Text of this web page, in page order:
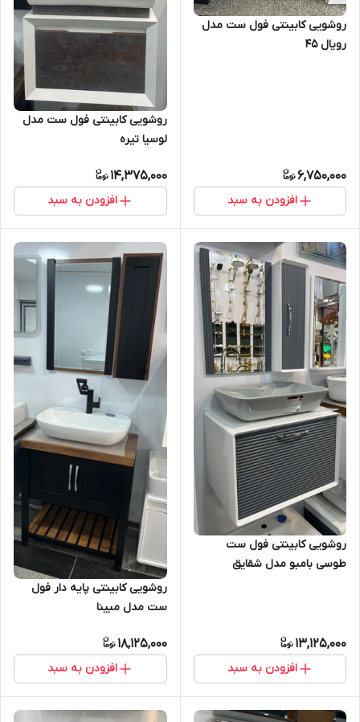
روشویی کابینتی فول ست مدل
رویال 45
6,750,000
افزودن به سبد
روشویی کابینتی فول ست مدل
لوسیا تیره
14,375,000
افزودن به سبد
روشویی کابینتی فول ست
طوسی بامبو مدل شقایق
13,125,000
افزودن به سبد
روشویی کابینتی پایه دار فول
ست مدل مبینا
18,125,000
افزودن به سبد